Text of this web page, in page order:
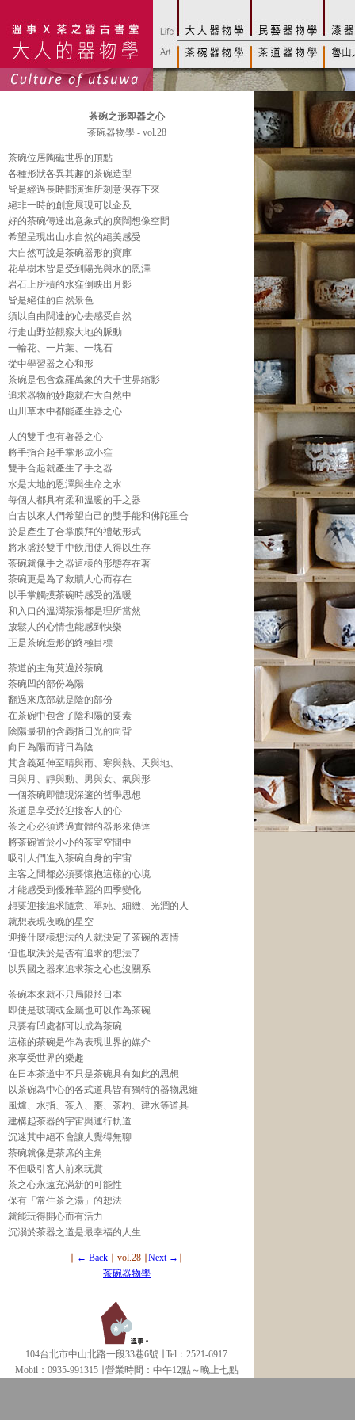
茶碗之形即器之心
茶碗器物學 - vol.28
茶碗位居陶磁世界的頂點
各種形狀各異其趣的茶碗造型
皆是經過長時間演進所刻意保存下來
絕非一時的創意展現可以企及
好的茶碗傳達出意象式的廣闊想像空間
希望呈現出山水自然的絕美感受
大自然可說是茶碗器形的寶庫
花草樹木皆是受到陽光與水的恩澤
岩石上所積的水窪倒映出月影
皆是絕佳的自然景色
須以自由闊達的心去感受自然
行走山野並觀察大地的脈動
一輪花、一片葉、一塊石
從中學習器之心和形
茶碗是包含森羅萬象的大千世界縮影
追求器物的妙趣就在大自然中
山川草木中都能產生器之心
人的雙手也有著器之心
將手指合起手掌形成小窪
雙手合起就產生了手之器
水是大地的恩澤與生命之水
每個人都具有柔和溫暖的手之器
自古以來人們希望自己的雙手能和佛陀重合
於是產生了合掌膜拜的禮敬形式
將水盛於雙手中飲用使人得以生存
茶碗就像手之器這樣的形態存在著
茶碗更是為了救贖人心而存在
以手掌觸摸茶碗時感受的溫暖
和入口的溫潤茶湯都是理所當然
放鬆人的心情也能感到快樂
正是茶碗造形的終極目標
茶道的主角莫過於茶碗
茶碗凹的部份為陽
翻過來底部就是陰的部份
在茶碗中包含了陰和陽的要素
陰陽最初的含義指日光的向背
向日為陽而背日為陰
其含義延伸至晴與雨、寒與熱、天與地、
日與月、靜與動、男與女、氣與形
一個茶碗即體現深邃的哲學思想
茶道是享受於迎接客人的心
茶之心必須透過實體的器形來傳達
將茶碗置於小小的茶室空間中
吸引人們進入茶碗自身的宇宙
主客之間都必須要懷抱這樣的心境
才能感受到優雅華麗的四季變化
想要迎接追求隨意、單純、細緻、光潤的人
就想表現夜晚的星空
迎接什麼樣想法的人就決定了茶碗的表情
但也取決於是否有追求的想法了
以異國之器來追求茶之心也沒關系
茶碗本來就不只局限於日本
即使是玻璃或金屬也可以作為茶碗
只要有凹處都可以成為茶碗
這樣的茶碗是作為表現世界的媒介
來享受世界的樂趣
在日本茶道中不只是茶碗具有如此的思想
以茶碗為中心的各式道具皆有獨特的器物思維
風爐、水指、茶入、棗、茶杓、建水等道具
建構起茶器的宇宙與運行軌道
沉迷其中絕不會讓人覺得無聊
茶碗就像是茶席的主角
不但吸引客人前來玩賞
茶之心永遠充滿新的可能性
保有「常住茶之湯」的想法
就能玩得開心而有活力
沉溺於茶器之道是最幸福的人生
← Back ∣ vol.28 ∣Next →
茶碗器物學
104台北市中山北路一段33巷6號 ∣ Tel：2521-6917
Mobil：0935-991315 ∣
營業時間：中午12點～晚上七點